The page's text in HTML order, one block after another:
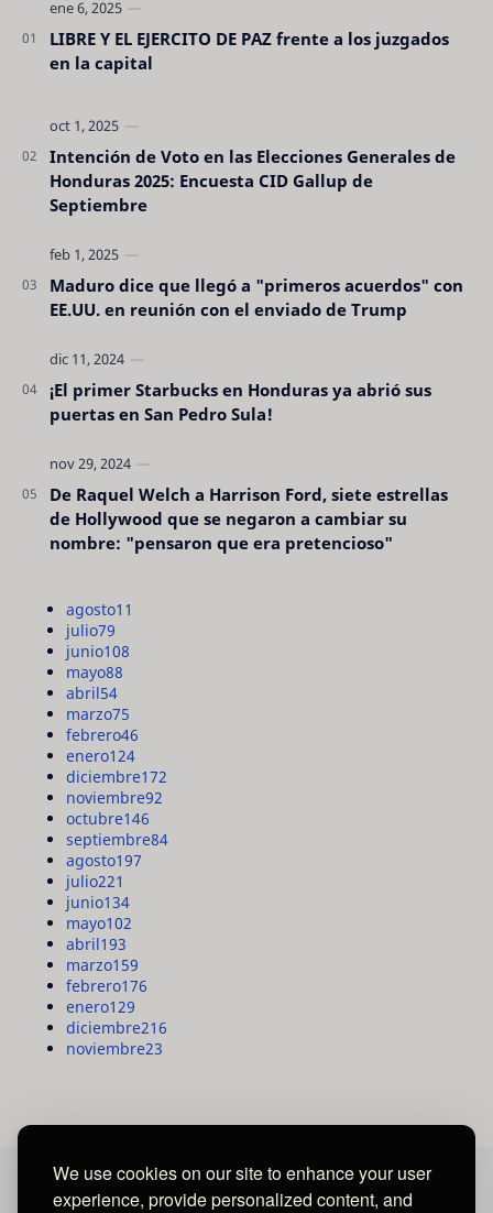
We use cookies on our site to enhance your user
experience, provide personalized content, and
LIBRE Y EL EJERCITO DE PAZ frente a los juzgados
en la capital
Intención de Voto en las Elecciones Generales de
Honduras 2025: Encuesta CID Gallup de
Septiembre
Maduro dice que llegó a "primeros acuerdos" con
EE.UU. en reunión con el enviado de Trump
¡El primer Starbucks en Honduras ya abrió sus
puertas en San Pedro Sula!
De Raquel Welch a Harrison Ford, siete estrellas
de Hollywood que se negaron a cambiar su
nombre: "pensaron que era pretencioso"
agosto11
julio79
junio108
mayo88
abril54
marzo75
febrero46
enero124
diciembre172
noviembre92
octubre146
septiembre84
agosto197
julio221
junio134
mayo102
abril193
marzo159
febrero176
enero129
diciembre216
noviembre23